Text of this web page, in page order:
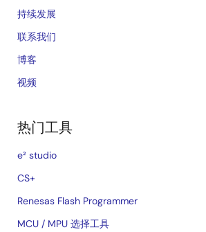
持续发展
联系我们
博客
视频
热门工具
e² studio
CS+
Renesas Flash Programmer
MCU / MPU 选择工具